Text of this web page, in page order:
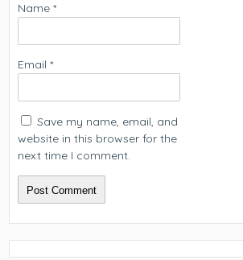
Name*
Email*
Save my name, email, and
website in this browser for the
next time I comment.